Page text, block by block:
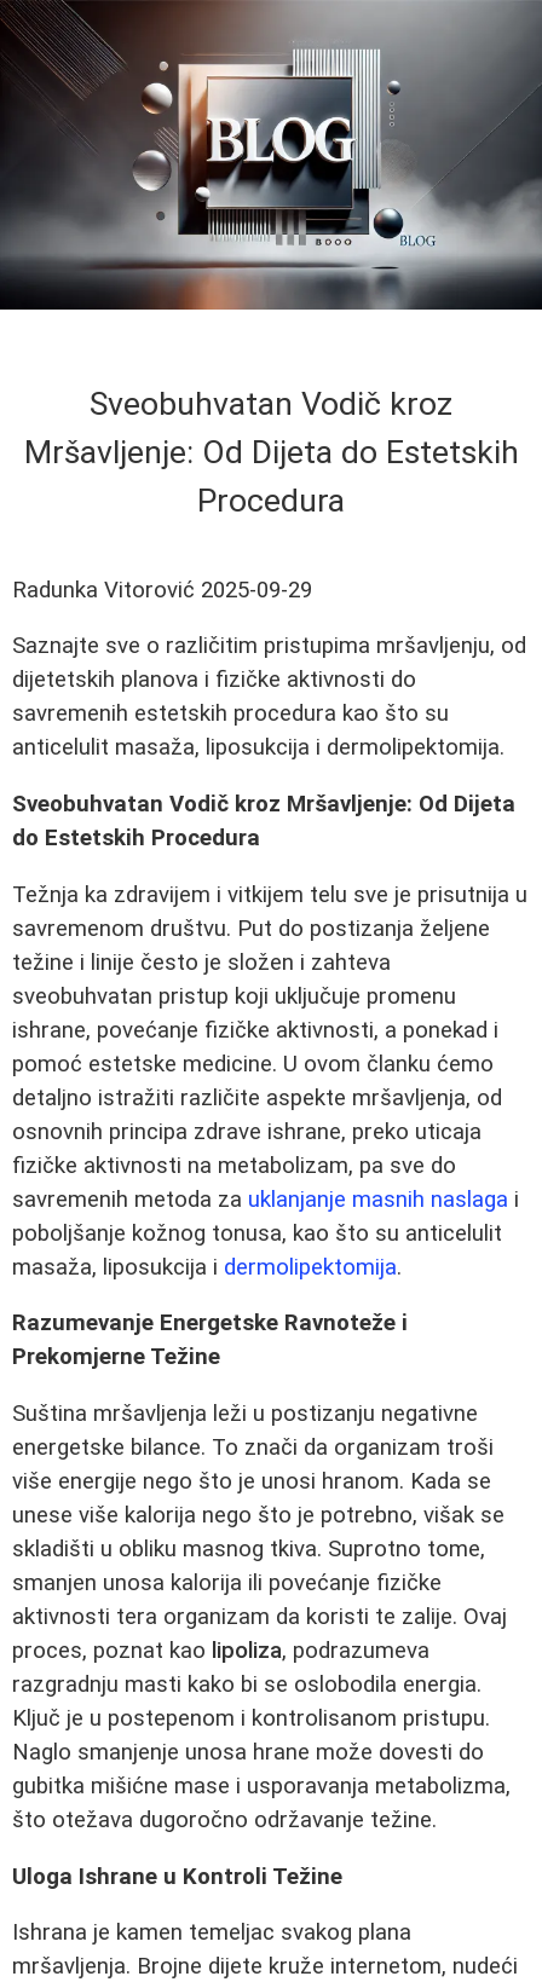
Sveobuhvatan Vodič kroz
Mršavljenje: Od Dijeta do Estetskih
Procedura
Radunka Vitorović 2025-09-29
Saznajte sve o različitim pristupima mršavljenju, od
dijetetskih planova i fizičke aktivnosti do
savremenih estetskih procedura kao što su
anticelulit masaža, liposukcija i dermolipektomija.
Sveobuhvatan Vodič kroz Mršavljenje: Od Dijeta
do Estetskih Procedura
Težnja ka zdravijem i vitkijem telu sve je prisutnija u
savremenom društvu. Put do postizanja željene
težine i linije često je složen i zahteva
sveobuhvatan pristup koji uključuje promenu
ishrane, povećanje fizičke aktivnosti, a ponekad i
pomoć estetske medicine. U ovom članku ćemo
detaljno istražiti različite aspekte mršavljenja, od
osnovnih principa zdrave ishrane, preko uticaja
fizičke aktivnosti na metabolizam, pa sve do
savremenih metoda za uklanjanje masnih naslaga i
poboljšanje kožnog tonusa, kao što su anticelulit
masaža, liposukcija i dermolipektomija.
Razumevanje Energetske Ravnoteže i
Prekomjerne Težine
Suština mršavljenja leži u postizanju negativne
energetske bilance. To znači da organizam troši
više energije nego što je unosi hranom. Kada se
unese više kalorija nego što je potrebno, višak se
skladišti u obliku masnog tkiva. Suprotno tome,
smanjen unosa kalorija ili povećanje fizičke
aktivnosti tera organizam da koristi te zalije. Ovaj
proces, poznat kao lipoliza, podrazumeva
razgradnju masti kako bi se oslobodila energia.
Ključ je u postepenom i kontrolisanom pristupu.
Naglo smanjenje unosa hrane može dovesti do
gubitka mišićne mase i usporavanja metabolizma,
što otežava dugoročno održavanje težine.
Uloga Ishrane u Kontroli Težine
Ishrana je kamen temeljac svakog plana
mršavljenja. Brojne dijete kruže internetom, nudeći